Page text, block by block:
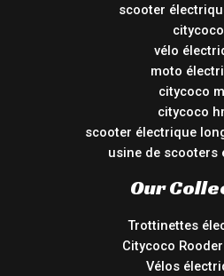
scooter
citycoco
vélo
moto
citycoco
citycoco
scooter électrique
usine de scooters
Our
Trottinettes
Citycoco Rooder
Vélos